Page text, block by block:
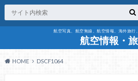
航空写真、航空無線、航空情報、海外旅行
航空情報・
HOME DSCF1064